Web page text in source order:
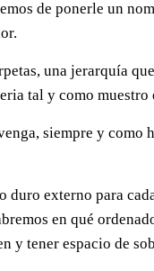
de ponerle un
una jerarquía
tal y como muestro
siempre y como
duro externo para
en qué
y tener espacio de